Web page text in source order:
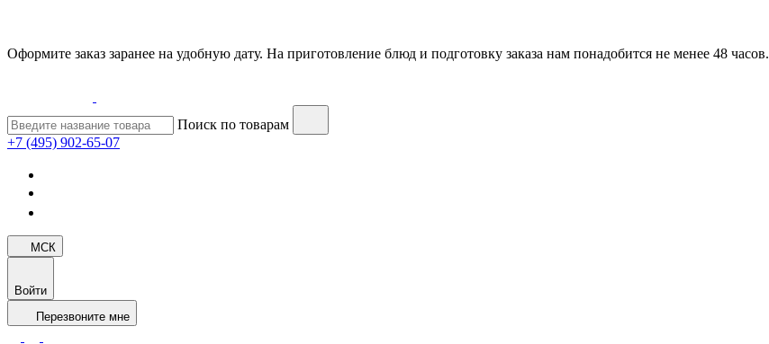
Оформите заказ заранее на удобную дату. На приготовление блюд и подготовку заказа нам понадобится не менее 48 часов.
Поиск по товарам
+7 (495) 902-65-07
МСК
Войти
Перезвоните мне